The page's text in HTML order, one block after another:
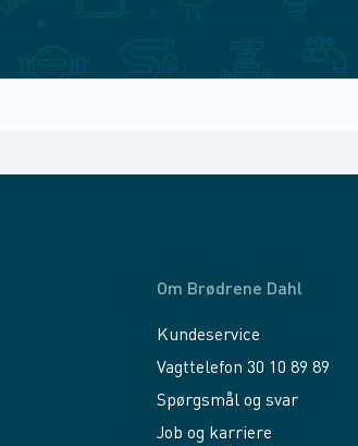
Om Brødrene Dahl
Kundeservice
Vagttelefon 30 10 89 89
Spørgsmål og svar
Job og karriere